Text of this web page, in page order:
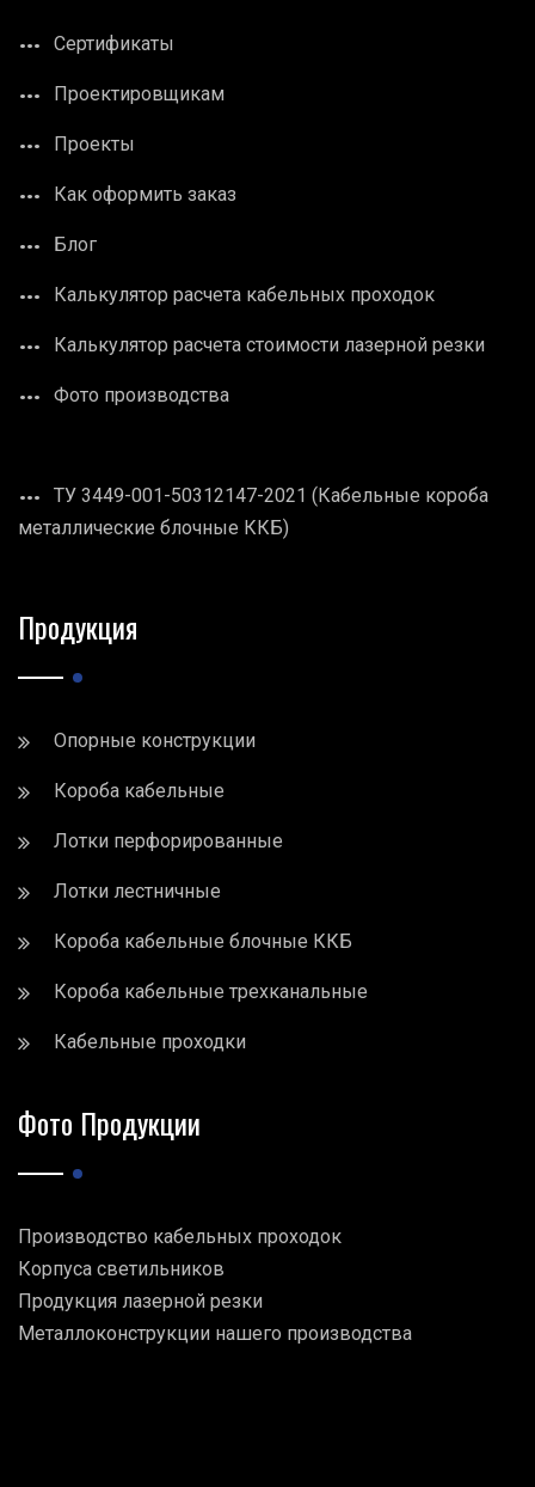
Сертификаты
Проектировщикам
Проекты
Как оформить заказ
Блог
Калькулятор расчета кабельных проходок
Калькулятор расчета стоимости лазерной резки
Фото производства
ТУ 3449-001-50312147-2021 (Кабельные короба
металлические блочные ККБ)
Продукция
Опорные конструкции
Короба кабельные
Лотки перфорированные
Лотки лестничные
Короба кабельные блочные ККБ
Короба кабельные трехканальные
Кабельные проходки
Фото Продукции
Производство кабельных проходок
Корпуса светильников
Продукция лазерной резки
Металлоконструкции нашего производства